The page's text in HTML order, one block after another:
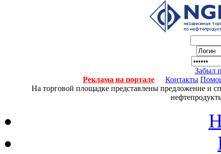
Забыл
Реклама на портале
Контакты
На торговой площадке представлены предложение и